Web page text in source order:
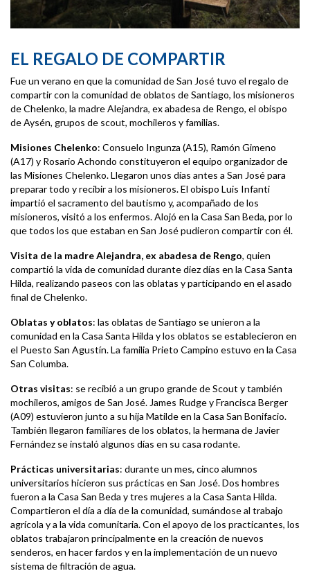
EL REGALO DE COMPARTIR
Fue un verano en que la comunidad de San José tuvo el regalo de
compartir con la comunidad de oblatos de Santiago, los misioneros
de Chelenko, la madre Alejandra, ex abadesa de Rengo, el obispo
de Aysén, grupos de scout, mochileros y familias.
Misiones Chelenko: Consuelo Ingunza (A15), Ramón Gimeno
(A17) y Rosario Achondo constituyeron el equipo organizador de
las Misiones Chelenko. Llegaron unos días antes a San José para
preparar todo y recibir a los misioneros. El obispo Luis Infanti
impartió el sacramento del bautismo y, acompañado de los
misioneros, visitó a los enfermos. Alojó en la Casa San Beda, por lo
que todos los que estaban en San José pudieron compartir con él.
Visita de la madre Alejandra, ex abadesa de Rengo, quien
compartió la vida de comunidad durante diez días en la Casa Santa
Hilda, realizando paseos con las oblatas y participando en el asado
final de Chelenko.
Oblatas y oblatos: las oblatas de Santiago se unieron a la
comunidad en la Casa Santa Hilda y los oblatos se establecieron en
el Puesto San Agustín. La familia Prieto Campino estuvo en la Casa
San Columba.
Otras visitas: se recibió a un grupo grande de Scout y también
mochileros, amigos de San José. James Rudge y Francisca Berger
(A09) estuvieron junto a su hija Matilde en la Casa San Bonifacio.
También llegaron familiares de los oblatos, la hermana de Javier
Fernández se instaló algunos días en su casa rodante.
Prácticas universitarias: durante un mes, cinco alumnos
universitarios hicieron sus prácticas en San José. Dos hombres
fueron a la Casa San Beda y tres mujeres a la Casa Santa Hilda.
Compartieron el día a día de la comunidad, sumándose al trabajo
agrícola y a la vida comunitaria. Con el apoyo de los practicantes, los
oblatos trabajaron principalmente en la creación de nuevos
senderos, en hacer fardos y en la implementación de un nuevo
sistema de filtración de agua.